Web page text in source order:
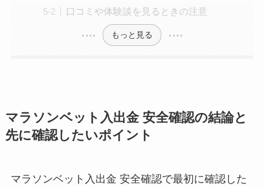
口コミや体験談を見るときの注意
もっと見る
マラソンベット入出金 安全確認の結論と
先に確認したいポイント
マラソンベット入出金 安全確認で最初に確認した